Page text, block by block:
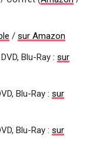
/ sur Amazon
Blu-Ray : sur
Blu-Ray : sur
Blu-Ray : sur